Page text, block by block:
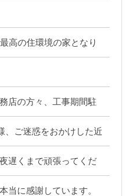
高の住環境の家となり
店の方々、工事期間駐
、ご迷惑をおかけした近
遅くまで頑張ってくだ
当に感謝しています。